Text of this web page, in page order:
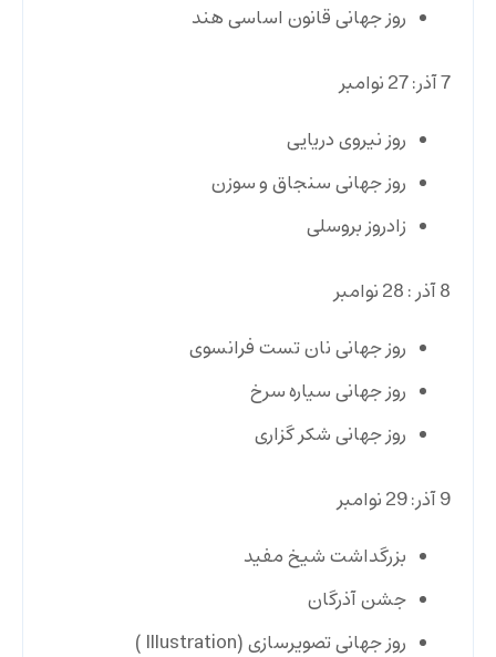
روز جهانی قانون اساسی هند
7 آذر: 27 نوامبر
روز نیروی دریایی
روز جهانی سنجاق و سوزن
زادروز بروسلی
8 آذر : 28 نوامبر
روز جهانی نان تست فرانسوی
روز جهانی سیاره سرخ
روز جهانی شکر گزاری
9 آذر: 29 نوامبر
بزرگداشت شیخ مفید
جشن آذرگان
روز جهانی تصویرسازی (Illustration )